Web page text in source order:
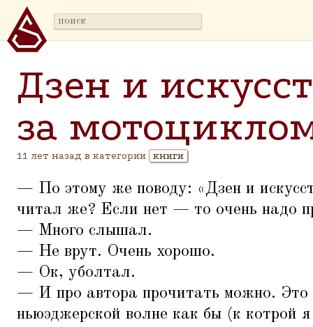
Дзен и
за
11 лет назад в категории книги
— По этому же поводу: «Дзен и
читал же? Если нет — то очень надо
— Много слышал.
— Не врут. Очень хорошо.
— Ок, уболтал.
— И про автора прочитать можно. Это
ньюэджерской волне как бы (к котрой я